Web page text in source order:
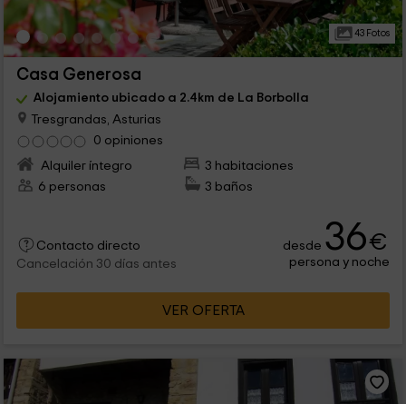
43 Fotos
Casa Generosa
Alojamiento ubicado a 2.4km de La Borbolla
Tresgrandas, Asturias
0 opiniones
Alquiler íntegro
3 habitaciones
6 personas
3 baños
Contacto directo
Cancelación 30 días antes
desde 36€
persona y noche
VER OFERTA